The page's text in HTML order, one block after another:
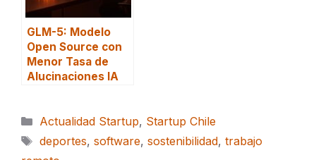
GLM-5: Modelo
Open Source con
Menor Tasa de
Alucinaciones IA
Categorías
Actualidad Startup, Startup Chile
Etiquetas
deportes, software, sostenibilidad, trabajo